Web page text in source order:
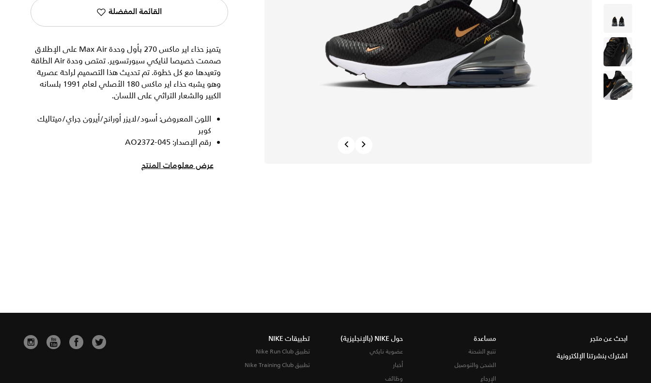
Next
القائمة المفضلة
يتميز حذاء اير ماكس 270 بأول وحدة Max Air على الإطلاق
صممت خصيصا لنايكي سبورتسوير. تمتص وحدة Air الطاقة
وتعيدها مع كل خطوة. تم تحديث هذا التصميم لراحة عصرية
وهو يشبه حذاء اير ماكس 180 الأصلي لعام 1991 بلسانه
الكبير والشعار التراثي على اللسان.
اللون المعروض: أسود/لايزر أورانج/أيرون جراي/ميتاليك
كوبر
رقم الإصدار: AO2372-045
عرض معلومات المنتج
ابحث عن متجر
اشترك بنشرتنا الإلكترونية
مساعدة
تتبع الشحنة
الشحن والتوصيل
الإرجاع
حول NIKE (بالإنجليزية)
عضوية نايكي
أخبار
وظائف
تطبيقات NIKE
تطبيق Nike Run Club
تطبيق Nike Training Club